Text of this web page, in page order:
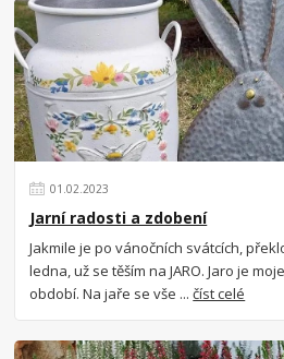
01 02 2023
Jarní radosti a zdobení
Jakmile je po vánočních svátcích,
ledna, už se těším na JARO. Jaro je
období. Na jaře se vše ...číst celé